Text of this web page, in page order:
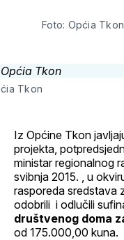
Foto: Općia Tkon
Tkon
Iz Općine Tkon
projekta,
ministar regionalnog
svibnja 2015. , u
rasporeda sredstava
odobrili i odlučili
društvenog doma
od 175.000,00 kuna.